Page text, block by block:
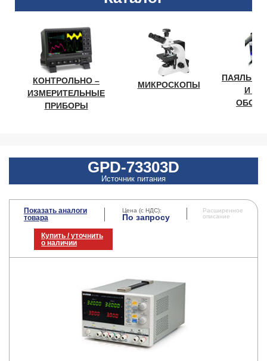
КОНТРОЛЬНО –
ИЗМЕРИТЕЛЬНЫЕ
ПРИБОРЫ
МИКРОСКОПЫ
И
GPD-73303D
Источник питания
Показать аналоги
товара
Цена (с НДС):
По запросу
Расширенное
описание
Купить / уточнить
о наличии